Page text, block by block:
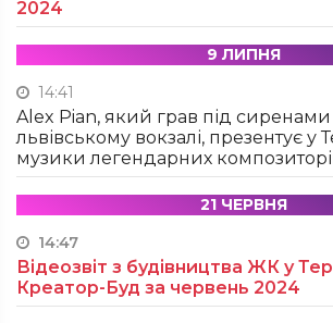
2024
9 ЛИПНЯ
14:41
Alex Pian, який грав під сиренами
львівському вокзалі, презентує у
музики легендарних
21 ЧЕРВНЯ
14:47
Відеозвіт з будівництва ЖК у
Креатор-Буд за червень 2024